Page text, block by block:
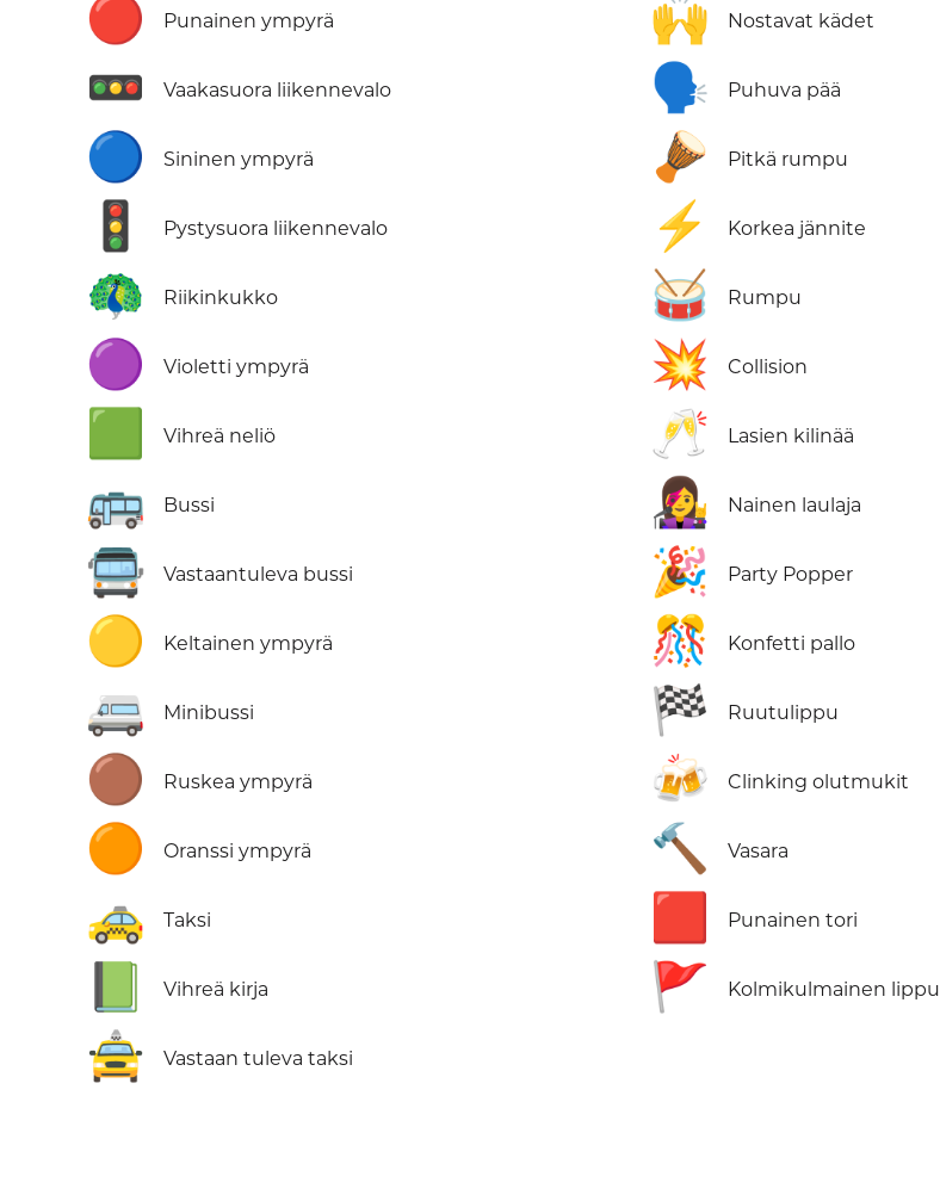
🔴 Punainen ympyrä
🚥 Vaakasuora liikennevalo
🔵 Sininen ympyrä
🚦 Pystysuora liikennevalo
🦚 Riikinkukko
🟣 Violetti ympyrä
🟩 Vihreä neliö
🚌 Bussi
🚍 Vastaantuleva bussi
🟡 Keltainen ympyrä
🚐 Minibussi
🟤 Ruskea ympyrä
🟠 Oranssi ympyrä
🚕 Taksi
Vihreä kirja
🚖 Vastaan tuleva taksi
🙌 Nostavat kädet
🗣️ Puhuva pää
🪘 Pitkä rumpu
⚡ Korkea jännite
🥁 Rumpu
💥 Collision
🥂 Lasien kilinää
👩‍🎤 Nainen laulaja
🎉 Party Popper
🎊 Konfetti pallo
🏁 Ruutulippu
🍻 Clinking olutmukit
🔨 Vasara
🟥 Punainen tori
🚩 Kolmikulmainen lippu